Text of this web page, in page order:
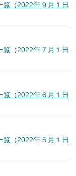
（2022年９月１日
（2022年７月１日
（2022年６月１日
（2022年５月１日